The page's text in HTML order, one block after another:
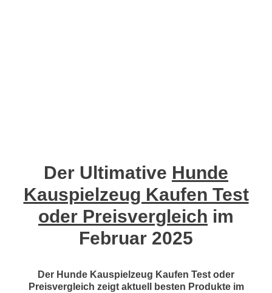
Der Ultimative Hunde
Kauspielzeug Kaufen Test
oder Preisvergleich im
Februar 2025
Der Hunde Kauspielzeug Kaufen Test oder
Preisvergleich zeigt aktuell besten Produkte im